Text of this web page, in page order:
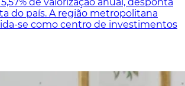
do país. A região metropolitana
se como centro de investimentos